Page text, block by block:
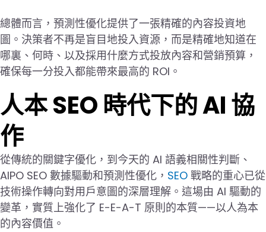
總體而言，預測性優化提供了一張精確的內容投資地
圖。決策者不再是盲目地投入資源，而是精確地知道在
哪裏、何時、以及採用什麼方式投放內容和營銷預算，
確保每一分投入都能帶來最高的 ROI。
人本 SEO 時代下的 AI 協
作
從傳統的關鍵字優化，到今天的 AI 語義相關性判斷、
AIPO SEO 數據驅動和預測性優化， SEO 戰略的重心已從
技術操作轉向對用戶意圖的深層理解。這場由 AI 驅動的
變革，實質上強化了 E-E-A-T 原則的本質——以人為本
的內容價值。